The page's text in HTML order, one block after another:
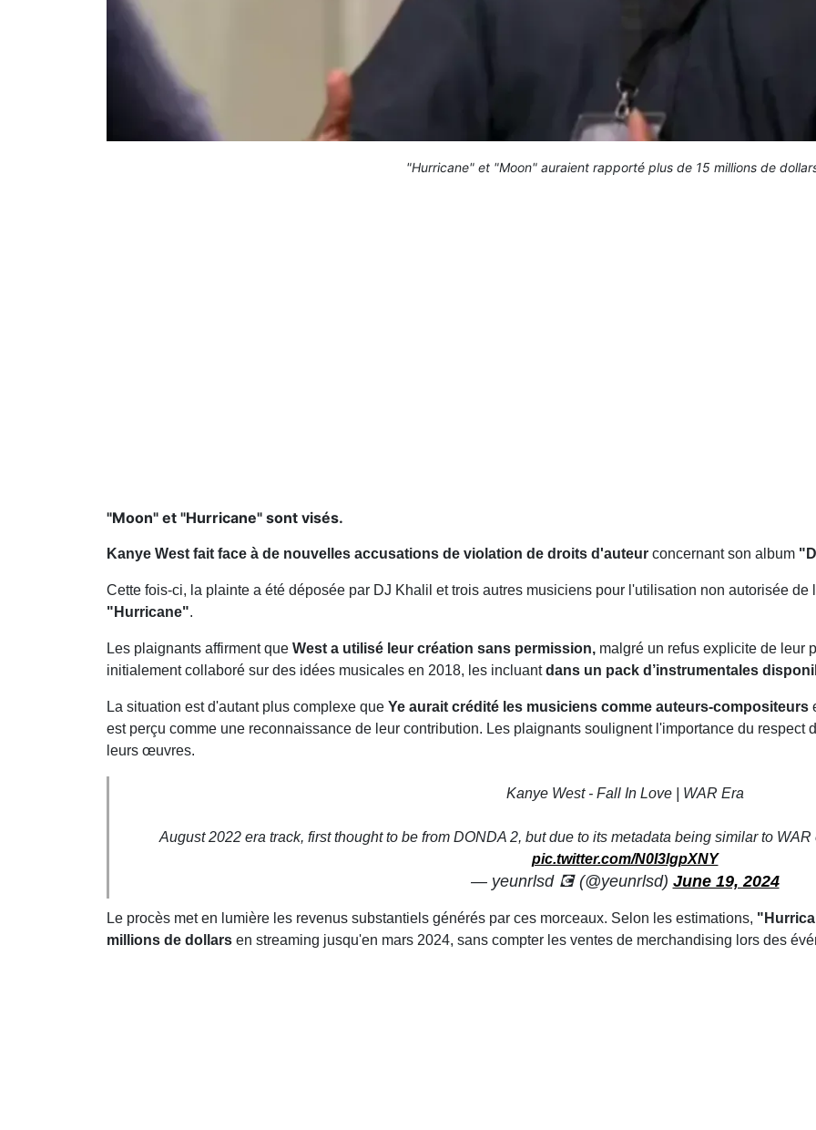
"Hurricane" et "Moon" auraient rapporté plus de 15 millions de
"Moon" et "Hurricane" sont visés.
Kanye West fait face à de nouvelles accusations de violation de droits d'auteur concernant son album
Cette fois-ci, la plainte a été déposée par DJ Khalil et trois autres musiciens pour l'utilisation non autorisée
"Hurricane".
Les plaignants affirment que West a utilisé leur création sans permission, malgré un refus explicite de leur
initialement collaboré sur des idées musicales en 2018, les incluantdans un pack d’instrumentales
La situation est d'autant plus complexe que Ye aurait crédité les musiciens comme auteurs-compositeurs
est perçu comme une reconnaissance de leur contribution. Les plaignants soulignent l'importance du respect
leurs œuvres.
Kanye West - Fall In Love | WAR Era
August 2022 era track, first thought to be from DONDA 2, but due to its metadata being similar to
pic.twitter.com/N0I3lgpXNY
— yeunrlsd 💽 (@yeunrlsd) June 19, 2024
Le procès met en lumière les revenus substantiels générés par ces morceaux. Selon les estimations,
millions de dollars en streaming jusqu'en mars 2024, sans compter les ventes de merchandising lors des